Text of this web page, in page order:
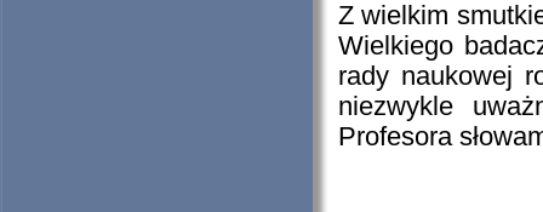
Z wielkim
Wielkiego
rady naukowej
niezwykle
Profesora